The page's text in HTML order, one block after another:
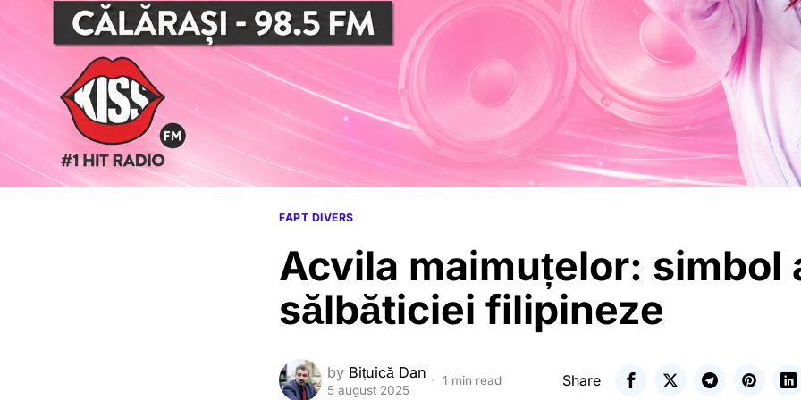
FAPT DIVERS
Acvila maimuțelor: simbol
sălbăticiei filipineze
by Bițuică Dan
5 august 2025
1 min read Share